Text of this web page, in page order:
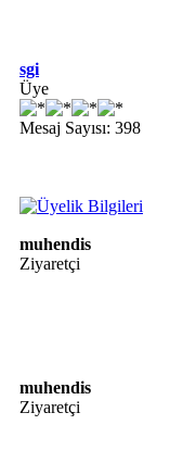
sgi
Üye
Mesaj Sayısı: 398
muhendis
Ziyaretçi
muhendis
Ziyaretçi